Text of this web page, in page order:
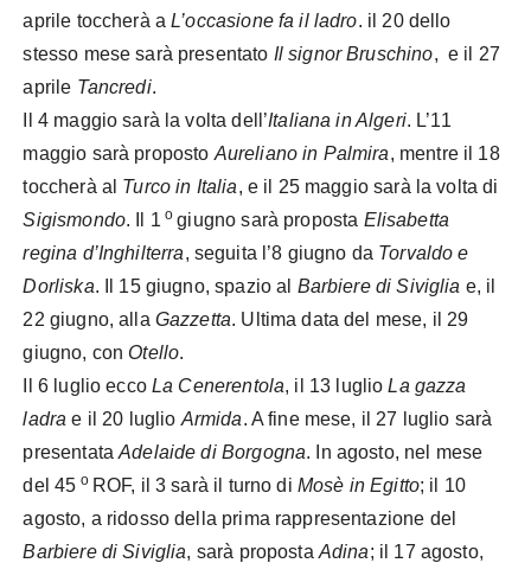
aprile toccherà aL’occasione fa il ladro. il 20 dello
stesso mese sarà presentato Il signor Bruschino, e il 27
aprile Tancredi.
Il 4 maggio sarà la volta dell’Italiana in Algeri. L’11
maggio sarà proposto Aureliano in Palmira, mentre il 18
toccherà al Turco in Italia, e il 25 maggio sarà la volta di
Sigismondo. Il 1 o giugno sarà proposta Elisabetta
regina d’Inghilterra, seguita l’8 giugno da Torvaldo e
Dorliska. Il 15 giugno, spazio al Barbiere di Siviglia e, il
22 giugno, alla Gazzetta. Ultima data del mese, il 29
giugno, con Otello.
Il 6 luglio eccoLa Cenerentola, il 13 luglioLa gazza
ladra e il 20 luglio Armida. A fine mese, il 27 luglio sarà
presentataAdelaide di Borgogna. In agosto, nel mese
del 45 o ROF, il 3 sarà il turno di Mosè in Egitto; il 10
agosto, a ridosso della prima rappresentazione del
Barbiere di Siviglia, sarà proposta Adina; il 17 agosto,